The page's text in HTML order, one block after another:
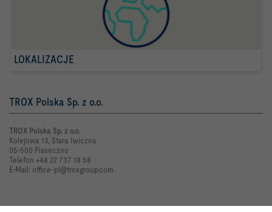
LOKALIZACJE
TROX Polska Sp. z o.o.
TROX Polska Sp. z o.o.
Kolejowa 13, Stara Iwiczna
05-500 Piaseczno
Telefon +48 22 737 18 58
E-Mail: office-pl@troxgroup.com